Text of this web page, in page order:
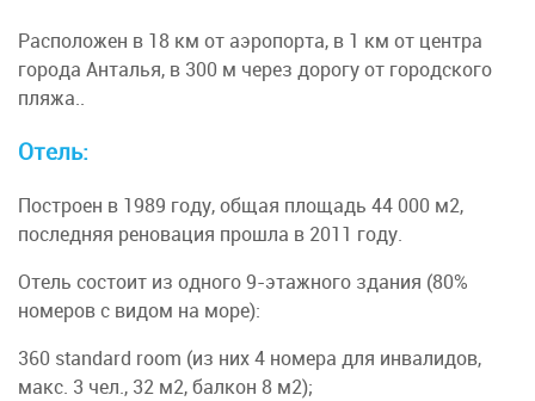
Расположен в 18 км от аэропорта, в 1 км от центра
города Анталья, в 300 м через дорогу от городского
пляжа..
Отель:
Построен в 1989 году, общая площадь 44 000 м2,
последняя реновация прошла в 2011 году.
Отель состоит из одного 9-этажного здания (80%
номеров с видом на море):
360 standard room (из них 4 номера для инвалидов,
макс. 3 чел., 32 м2, балкон 8 м2);